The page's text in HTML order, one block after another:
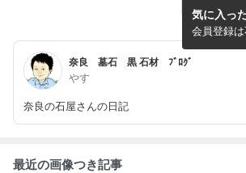
奈良 墓石 黒 石材 ﾌﾞﾛｸﾞ
やす
奈良の石屋さんの日記
気に入っ
会員登録
最近の画像つき記事